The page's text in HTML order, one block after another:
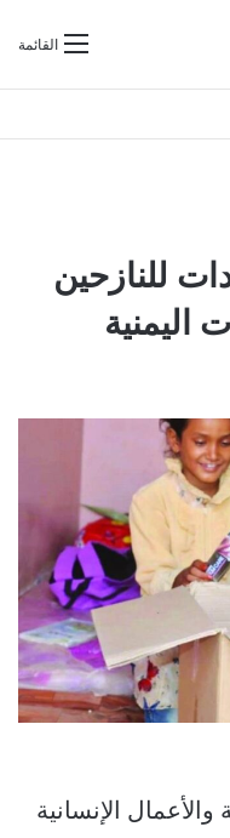
القائمةبحث عن
للنازحين
الإنسانية